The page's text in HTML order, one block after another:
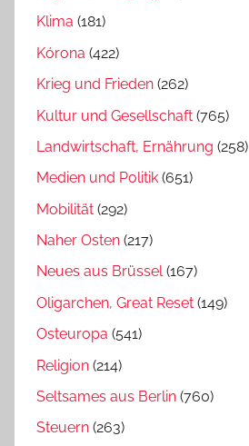
Klima (181)
Kórona (422)
Krieg und Frieden (262)
Kultur und Gesellschaft (765)
Landwirtschaft, Ernährung (258)
Medien und Politik (651)
Mobilität (292)
Naher Osten (217)
Neues aus Brüssel(167)
Oligarchen, Great Reset (149)
Osteuropa (541)
Religion (214)
Seltsames aus Berlin (760)
Steuern (263)